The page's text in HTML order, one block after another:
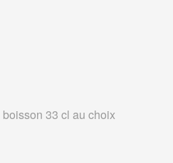
33 cl au choix